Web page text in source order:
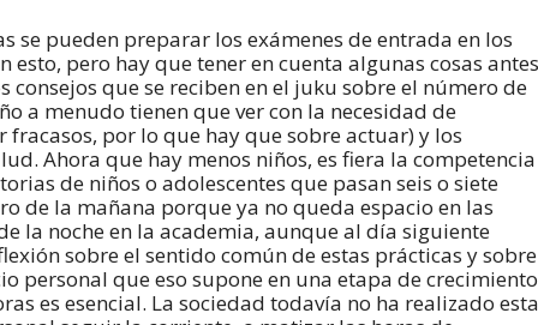
se pueden preparar los exámenes de entrada en los
pero hay que tener en cuenta algunas cosas antes
consejos que se reciben en el juku sobre el número de
a menudo tienen que ver con la necesidad de
por lo que hay que sobre actuar) y los
Ahora que hay menos niños, es fiera la competencia
de niños o adolescentes que pasan seis o siete
de la mañana porque ya no queda espacio en las
la noche en la academia, aunque al día siguiente
sobre el sentido común de estas prácticas y sobre
personal que eso supone en una etapa de
es esencial. La sociedad todavía no ha realizado esta